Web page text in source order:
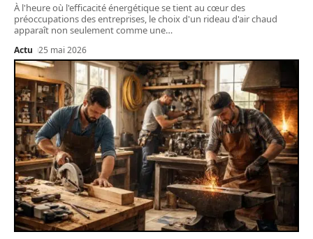
À l'heure où l'efficacité énergétique se tient au cœur des
préoccupations des entreprises, le choix d'un rideau d'air chaud
apparaît non seulement comme une…
Actu 25 mai 2026